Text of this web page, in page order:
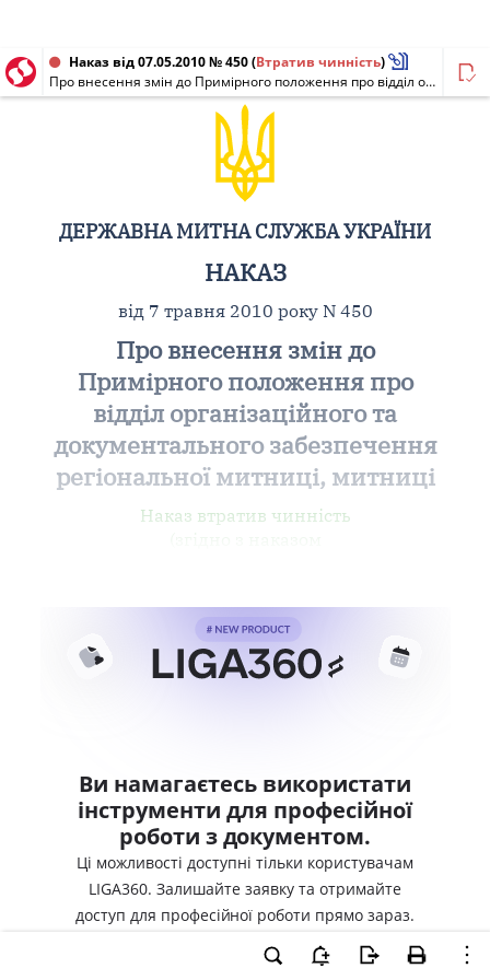
Наказ від 07.05.2010 № 450(Втратив чинність)
Про внесення змін до Примірного положення про відділ організаційного та документального забезпечення регіональної митниці, митниці
ДЕРЖАВНА МИТНА СЛУЖБА УКРАЇНИ
НАКАЗ
від 7 травня 2010 року N 450
Про внесення змін до
Примірного положення про
відділ організаційного та
документального забезпечення
регіональної митниці, митниці
Наказ втратив чинність
Ви намагаєтесь використати
інструменти для професійної
роботи з документом.
Ці можливості доступні тільки користувачам
LIGA360. Залишайте заявку та отримайте
доступ для професійної роботи прямо зараз.